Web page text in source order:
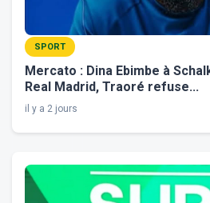
SPORT
Mercato : Dina Ebimbe à
Real Madrid, Traoré refuse...
il y a 2 jours